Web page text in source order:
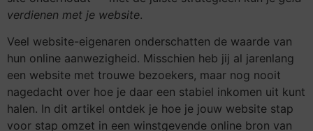
verdienen met je website.
Veel website-eigenaren onderschatten de waarde van
hun online aanwezigheid. Misschien heb jij al jarenlang
een website met trouwe bezoekers, maar nog nooit
nagedacht over hoe je daar een stabiel inkomen uit kunt
halen. In dit artikel ontdek je hoe je jouw website stap
voor stap omzet in een winstgevende online bron van